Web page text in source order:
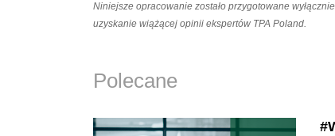
Niniejsze opracowanie zostało przygotowane
uzyskanie wiążącej opinii ekspertów TPA Poland.
Polecane